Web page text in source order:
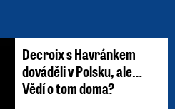
Decroix s Havránkem
dováděli v Polsku, ale…
Vědí o tom doma?